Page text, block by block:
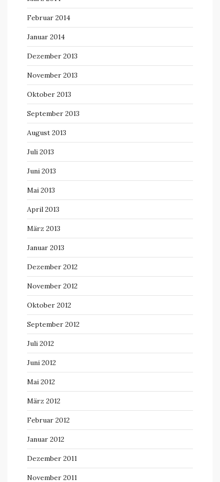
Februar 2014
Januar 2014
Dezember 2013
November 2013
Oktober 2013
September 2013
August 2013
Juli 2013
Juni 2013
Mai 2013
April 2013
März 2013
Januar 2013
Dezember 2012
November 2012
Oktober 2012
September 2012
Juli 2012
Juni 2012
Mai 2012
März 2012
Februar 2012
Januar 2012
Dezember 2011
November 2011